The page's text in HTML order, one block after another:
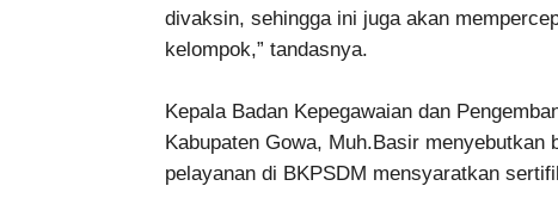
divaksin, sehingga ini juga akan
kelompok,” tandasnya.
Kepala Badan Kepegawaian dan
Kabupaten Gowa, Muh.Basir
pelayanan di BKPSDM mensyaratkan